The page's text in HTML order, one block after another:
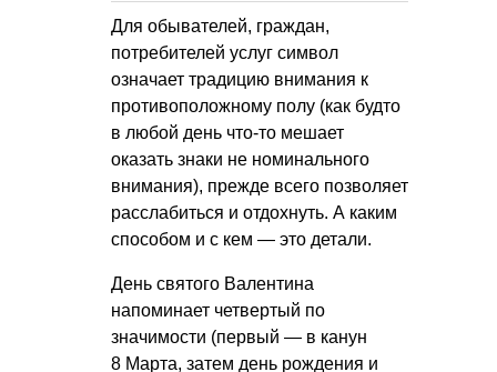
Для обывателей, граждан,
потребителей услуг символ
означает традицию внимания к
противоположному полу (как будто
в любой день что-то мешает
оказать знаки не номинального
внимания), прежде всего позволяет
расслабиться и отдохнуть. А каким
способом и с кем — это детали.
День святого Валентина
напоминает четвертый по
значимости (первый — в канун
8 Марта, затем день рождения и